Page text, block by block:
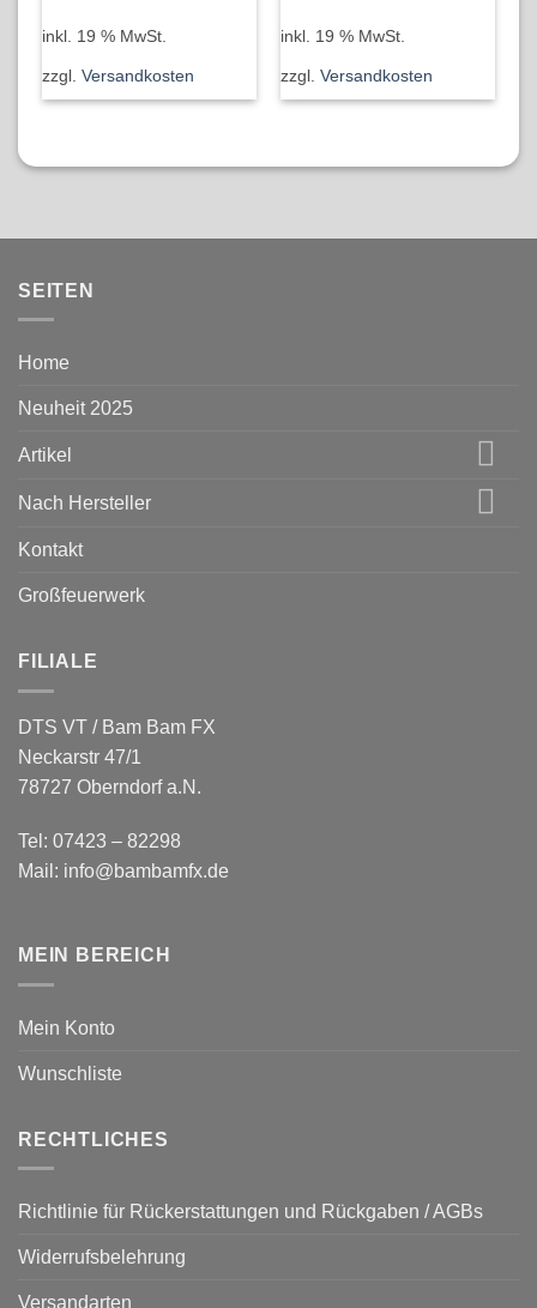
inkl. 19 % MwSt.
zzgl. Versandkosten
inkl. 19 % MwSt.
zzgl. Versandkosten
SEITEN
Home
Neuheit 2025
Artikel
Nach Hersteller
Kontakt
Großfeuerwerk
FILIALE
DTS VT / Bam Bam FX
Neckarstr 47/1
78727 Oberndorf a.N.
Tel: 07423 – 82298
Mail: info@bambamfx.de
MEIN BEREICH
Mein Konto
Wunschliste
RECHTLICHES
Richtlinie für Rückerstattungen und Rückgaben / AGBs
Widerrufsbelehrung
Versandarten